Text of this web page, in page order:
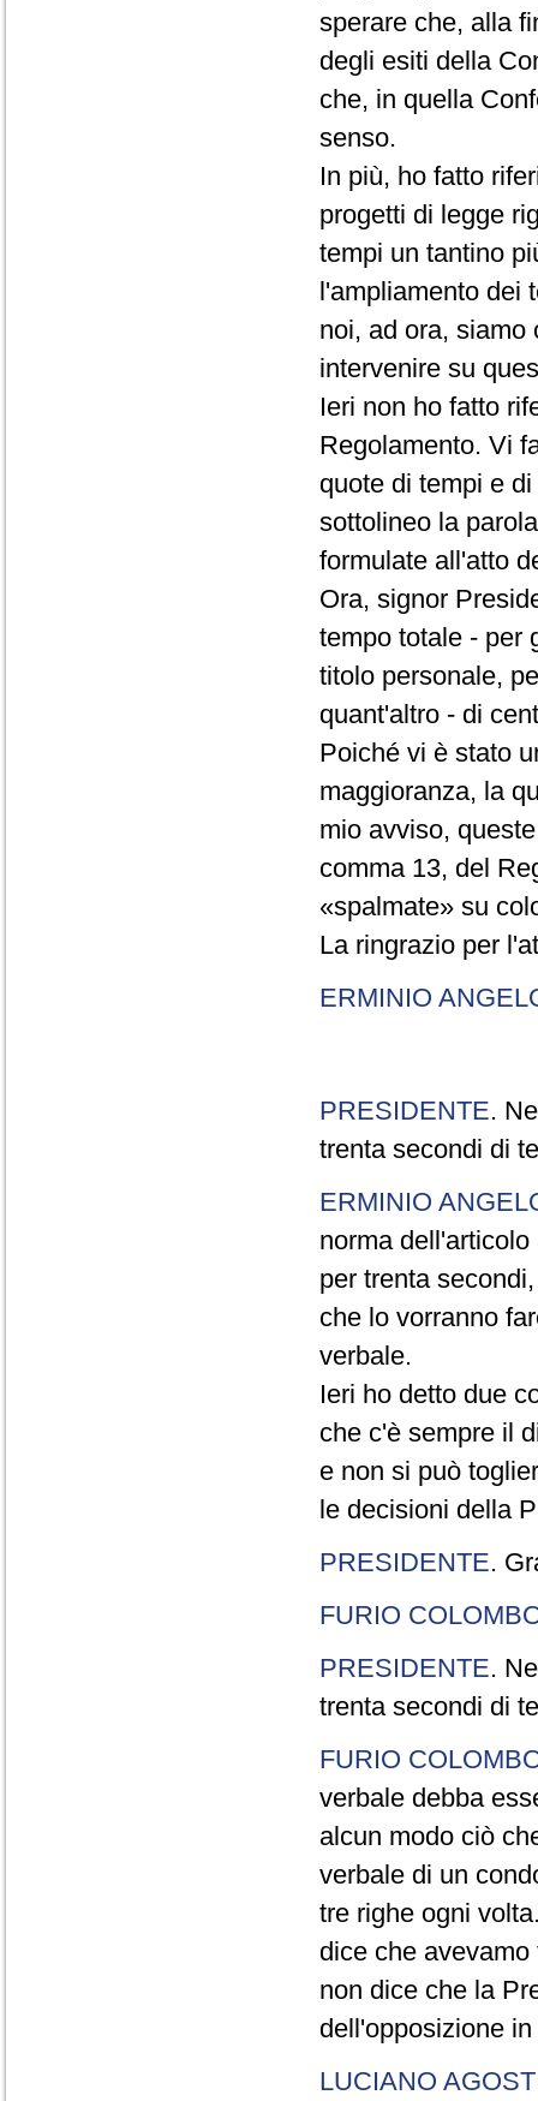
sperare che, alla
degli esiti della
che, in quella
senso.
In più, ho fatto
progetti di legge
tempi un tantino
l'ampliamento dei
noi, ad ora, siamo
intervenire su
Ieri non ho fatto
Regolamento. Vi
quote di tempi e
sottolineo la
formulate all'atto
Ora, signor
tempo totale - per
titolo personale,
quant'altro - di
Poiché vi è stato
maggioranza, la
mio avviso,
comma 13, del
«spalmate» su
La ringrazio per
ERMINIO
PRESIDENTE.
trenta secondi di
ERMINIO
norma
per trenta
che lo vorranno
verbale.
Ieri ho detto due
che c'è sempre il
e non si può
le decisioni della
PRESIDENTE.
FURIO
PRESIDENTE.
trenta secondi di
FURIO
verbale debba
alcun modo ciò
verbale di un
tre righe ogni
dice che
non dice che la
dell'opposizione
LUCIANO